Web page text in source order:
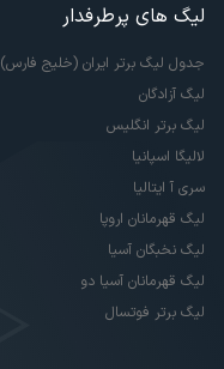
لیگ های پرطرفدار
جدول لیگ برتر ایران (خلیج فارس)
لیگ آزادگان
لیگ برتر انگلیس
لالیگا اسپانیا
سری آ ایتالیا
لیگ قهرمانان اروپا
لیگ نخبگان آسیا
لیگ قهرمانان آسیا دو
لیگ برتر فوتسال